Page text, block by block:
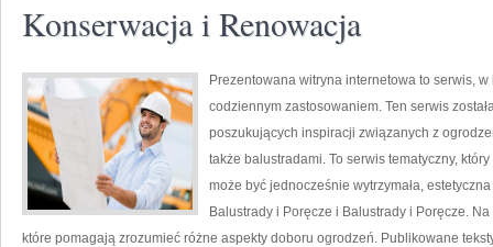
Konserwacja i Renowacja
Prezentowana witryna internetowa to serwis,
codziennym zastosowaniem. Ten serwis
poszukujących inspiracji związanych z
także balustradami. To serwis tematyczny,
może być jednocześnie wytrzymała,
Balustrady i Poręcze i Balustrady i Poręcze.
które pomagają zrozumieć różne aspekty doboru ogrodzeń. Publikowane